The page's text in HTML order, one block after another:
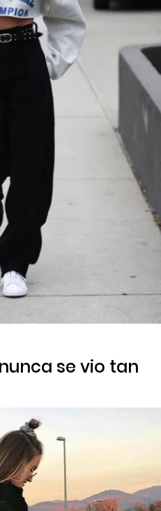
se vio tan